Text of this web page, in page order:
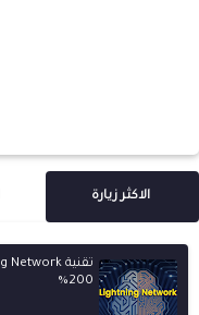
الاكثر زيارة
200%